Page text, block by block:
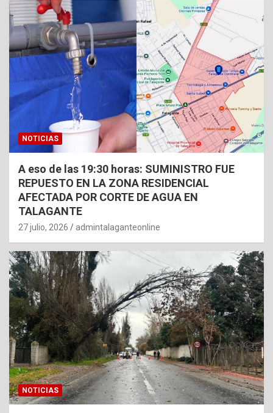
NOTICIAS
A eso de las 19:30 horas: SUMINISTRO FUE
REPUESTO EN LA ZONA RESIDENCIAL
AFECTADA POR CORTE DE AGUA EN
TALAGANTE
27 julio, 2026 admintalaganteonline
NOTICIAS